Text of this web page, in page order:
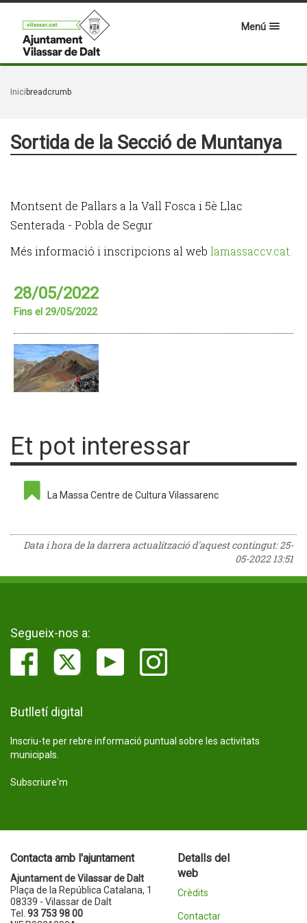
Menú
Inici breadcrumb
Sortida de la Secció de Muntanya
Montsent de Pallars a la Vall Fosca i 5è Llac
Senterada - Pobla de Segur
Més informació i inscripcions al web lamassaccv.cat.
28/05/2022
Fins el 29/05/2022
Et pot interessar
La Massa Centre de Cultura Vilassarenc
Data i hora de la darrera actualització d'aquest contingut:25-
05-2022 13:51
Segueix-nos a:
Butlletí digital
Inscriu-te per rebre informació puntual sobre les activitats
municipals.
Subscriure'm
Contacta amb l'ajuntament
Ajuntament de Vilassar de Dalt
Plaça de la República Catalana, 1
08339 - Vilassar de Dalt
Tel. 93 753 98 00
Detalls del
web
Crèdits
Contactar